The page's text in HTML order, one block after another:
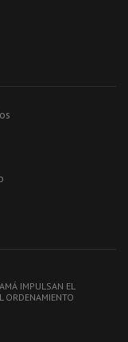
IMPULSAN EL
ORDENAMIENTO